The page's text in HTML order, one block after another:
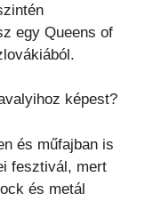
egy Queens of
képest?
és műfajban is
fesztivál, mert
és metál